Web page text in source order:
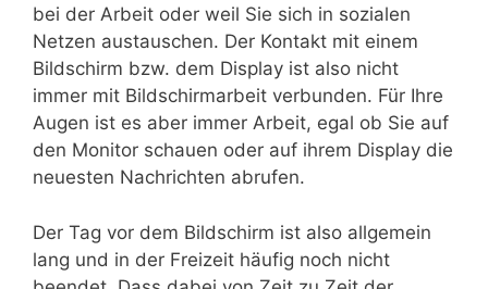
bei der Arbeit oder weil Sie sich in sozialen
Netzen austauschen. Der Kontakt mit einem
Bildschirm bzw. dem Display ist also nicht
immer mit Bildschirmarbeit verbunden. Für Ihre
Augen ist es aber immer Arbeit, egal ob Sie auf
den Monitor schauen oder auf ihrem Display die
neuesten Nachrichten abrufen.
Der Tag vor dem Bildschirm ist also allgemein
lang und in der Freizeit häufig noch nicht